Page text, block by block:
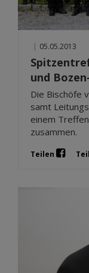
| 05.05.2013
und
Die Bischöfe
samt
einem
zusammen.
Teilen